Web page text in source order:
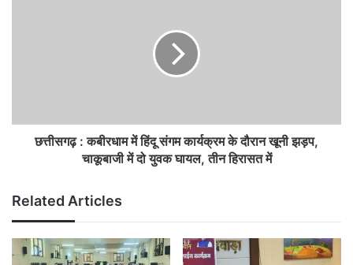
छत्तीसगढ़ : कबीरधाम में हिंदू संगम कार्यक्रम के दौरान खूनी झड़प,
चाकूबाजी में दो युवक घायल, तीन हिरासत में
Related Articles